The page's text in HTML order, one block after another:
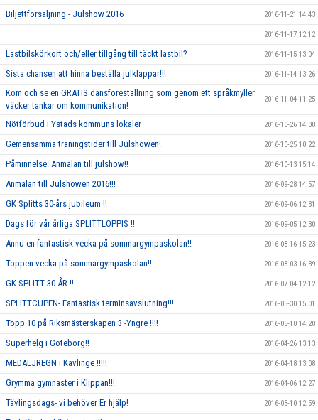
Biljettförsäljning - Julshow 2016 2016-11-21 14:43
2016-11-17 12:12
Lastbilskörkort och/eller tillgång till täckt lastbil? 2016-11-15 13:04
Sista chansen att hinna beställa julklappar!!! 2016-11-14 13:26
Kom och se en GRATIS dansföreställning som genom ett språkmyller
väcker tankar om kommunikation!
2016-11-04 11:25
Nötförbud i Ystads kommuns lokaler 2016-10-26 14:00
Gemensamma träningstider till Julshowen! 2016-10-25 10:22
Påminnelse: Anmälan till julshow!! 2016-10-13 15:14
Anmälan till Julshowen 2016!!! 2016-09-28 14:57
GK Splitts 30-års jubileum !! 2016-09-06 12:31
Dags för vår årliga SPLITTLOPPIS !! 2016-09-05 12:30
Ännu en fantastisk vecka på sommargympaskolan!! 2016-08-16 15:23
Toppen vecka på sommargympaskolan!! 2016-08-03 16:39
GK SPLITT 30 ÅR !! 2016-07-04 12:12
SPLITTCUPEN- Fantastisk terminsavslutning!!! 2016-05-30 15:01
Topp 10 på Riksmästerskapen 3 -Yngre !!!! 2016-05-10 14:20
Superhelg i Göteborg!! 2016-04-26 13:13
MEDALJREGN i Kävlinge !!!!! 2016-04-18 13:08
Grymma gymnaster i Klippan!!! 2016-04-06 12:27
Tävlingsdags- vi behöver Er hjälp! 2016-03-10 12:59